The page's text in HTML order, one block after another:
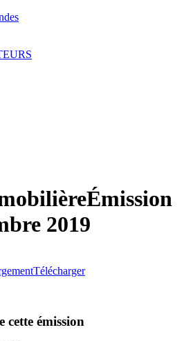
Émission
2019
Télécharger
cette émission